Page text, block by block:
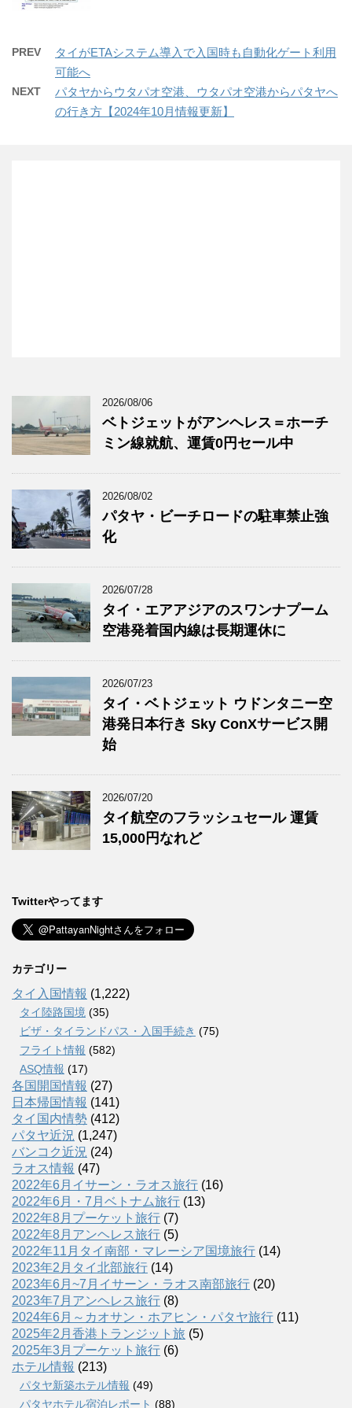
PREV
タイがETAシステム導入で入国時も自動化ゲート利用
可能へ
NEXT
パタヤからウタパオ空港、ウタパオ空港からパタヤへ
の行き方【2024年10月情報更新】
2026/08/06
ベトジェットがアンヘレス＝ホーチ
ミン線就航、運賃0円セール中
2026/08/02
パタヤ・ビーチロードの駐車禁止強
化
2026/07/28
タイ・エアアジアのスワンナプーム
空港発着国内線は長期運休に
2026/07/23
タイ・ベトジェット ウドンタニー空
港発日本行き Sky ConXサービス開
始
2026/07/20
タイ航空のフラッシュセール 運賃
15,000円なれど
Twitterやってます
カテゴリー
タイ入国情報 (1,222)
タイ陸路国境 (35)
ビザ・タイランドパス・入国手続き (75)
フライト情報 (582)
ASQ情報 (17)
各国開国情報 (27)
日本帰国情報 (141)
タイ国内情勢 (412)
パタヤ近況 (1,247)
バンコク近況 (24)
ラオス情報 (47)
2022年6月イサーン・ラオス旅行 (16)
2022年6月・7月ベトナム旅行 (13)
2022年8月プーケット旅行 (7)
2022年8月アンヘレス旅行 (5)
2022年11月タイ南部・マレーシア国境旅行 (14)
2023年2月タイ北部旅行 (14)
2023年6月~7月イサーン・ラオス南部旅行 (20)
2023年7月アンヘレス旅行 (8)
2024年6月～カオサン・ホアヒン・パタヤ旅行 (11)
2025年2月香港トランジット旅 (5)
2025年3月プーケット旅行 (6)
ホテル情報 (213)
パタヤ新築ホテル情報 (49)
パタヤホテル宿泊レポート (88)